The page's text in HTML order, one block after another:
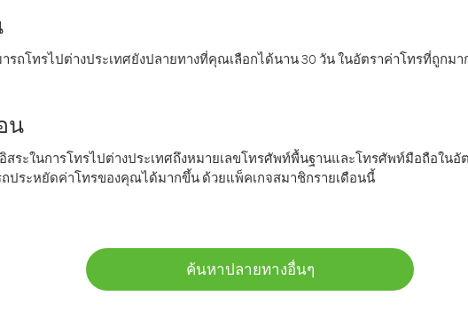
ถโทรไปต่างประเทศยังปลายทางที่คุณเลือกได้นาน 30 วัน ในอัตราค่าโทรที่ถูกมา
น
ระในการโทรไปต่างประเทศถึงหมายเลขโทรศัพท์พื้นฐานและโทรศัพท์มือถือในอั
ประหยัดค่าโทรของคุณได้มากขึ้น ด้วยแพ็คเกจสมาชิกรายเดือนนี้
ค้นหาปลายทางอื่นๆ